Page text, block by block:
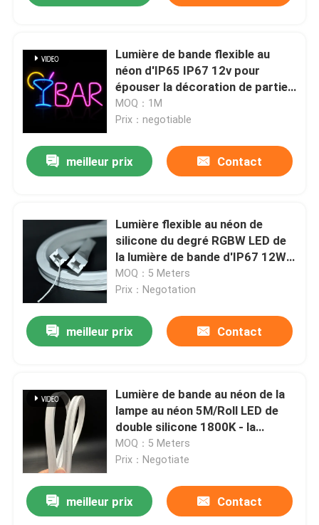
Lumière de bande flexible au
néon d'IP65 IP67 12v pour
épouser la décoration de partie
de barre
MOQ：1M
Prix：negotiable
meilleur prix Contact
Lumière flexible au néon de
silicone du degré RGBW LED de
la lumière de bande d'IP67 12W
120
MOQ：5 Meters
Prix：Negotation
meilleur prix Contact
Lumière de bande au néon de la
lampe au néon 5M/Roll LED de
double silicone 1800K - la
température de couleur 6500K
MOQ：5 Meters
Prix：Negotiate
meilleur prix Contact